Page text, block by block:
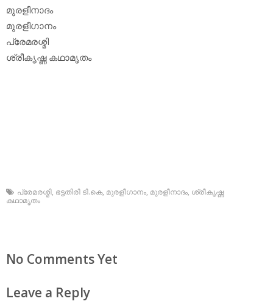
മുരളീനാദം
മുരളീഗാനം
പ്രേമരശ്മി
ശ്രീകൃഷ്ണ കഥാമൃതം
പ്രേമരശ്മി, ഭട്ടതിരി ടി.കെ, മുരളീഗാനം, മുരളീനാദം, ശ്രീകൃഷ്ണ
കഥാമൃതം
No Comments Yet
Leave a Reply